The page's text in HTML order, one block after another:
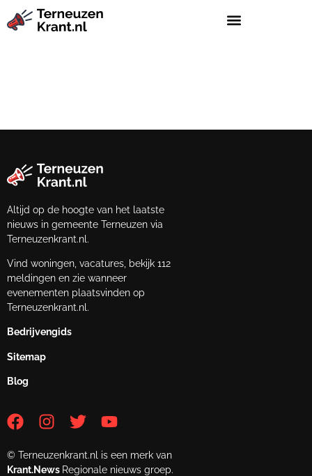
Altijd op de hoogte van het laatste
nieuws in gemeente Terneuzen via
Terneuzenkrant.nl.
Vind woningen, vacatures, bekijk 112
meldingen en zie wanneer
evenementen plaatsvinden op
Terneuzenkrant.nl.
Bedrijvengids
Sitemap
Blog
© Terneuzenkrant.nl is een merk van
Krant.News Regionale nieuws groep.